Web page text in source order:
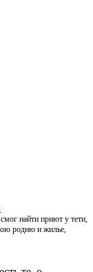
найти приют у тети,
родню и жилье,